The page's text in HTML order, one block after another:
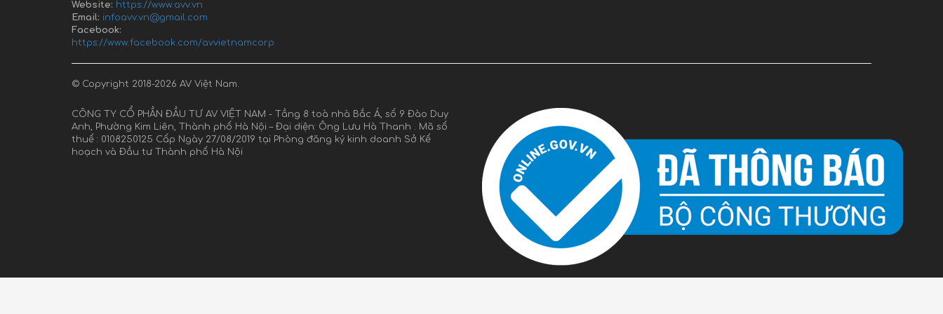
Website: https://www.avv.vn
Email: infoavv.vn@gmail.com
Facebook:
https://www.facebook.com/avvietnamcorp
© Copyright 2018-2026 AV Việt Nam.
CÔNG TY CỔ PHẦN ĐẦU TƯ AV VIỆT NAM - Tầng 8 toà nhà Bắc Á, số 9 Đào Duy
Anh, Phường Kim Liên, Thành phố Hà Nội – Đại diện: Ông Lưu Hà Thanh . Mã số
thuế : 0108250125 Cấp Ngày 27/08/2019 tại Phòng đăng ký kinh doanh Sở Kế
hoạch và Đầu tư Thành phố Hà Nội